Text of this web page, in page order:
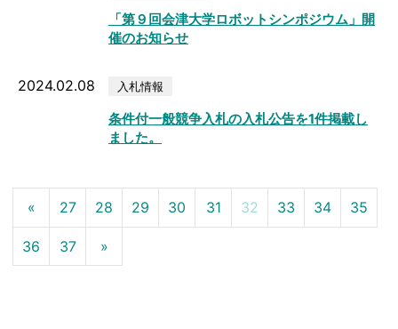
「第９回会津大学ロボットシンポジウム」開
催のお知らせ
条件付一般競争入札の入札公告を1件掲載し
ました。
入札情報
2024.02.08
« 27 28 29 30 31 32 33 34 35
36 37 »